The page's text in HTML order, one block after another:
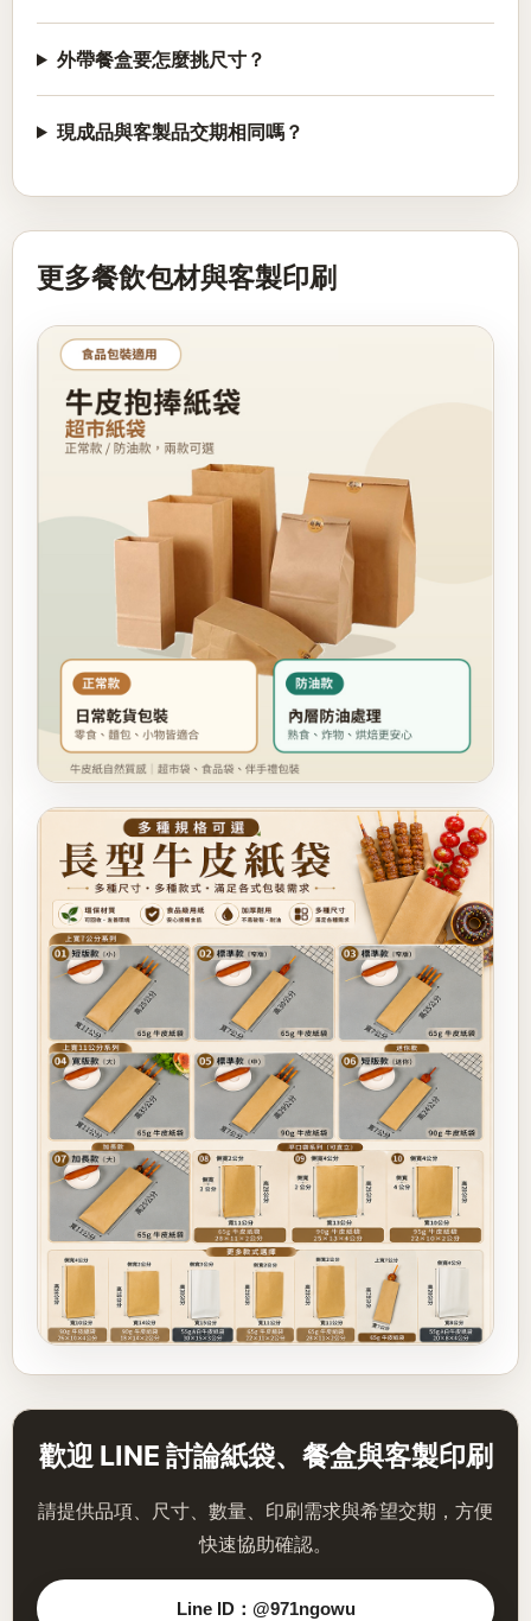
外帶餐盒要怎麼挑尺寸？
現成品與客製品交期相同嗎？
更多餐飲包材與客製印刷
歡迎 LINE 討論紙袋、餐盒與客製印刷
請提供品項、尺寸、數量、印刷需求與希望交期，方便
快速協助確認。
Line ID：@971ngowu